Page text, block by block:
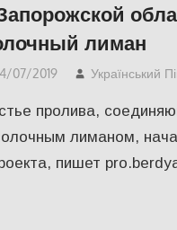
лиман
07/2019 Український
пролива,
лиманом,
пишет